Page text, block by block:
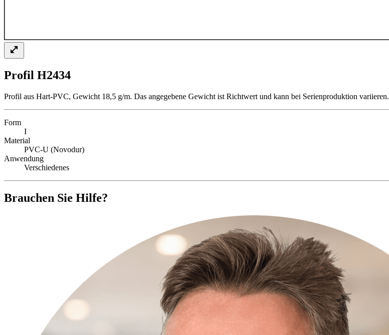
Profil H2434
Profil aus Hart-PVC, Gewicht 18,5 g/m. Das angegebene Gewicht ist Richtwert und kann bei Serienproduktion variieren.
Form
I
Material
PVC-U (Novodur)
Anwendung
Verschiedenes
Brauchen Sie Hilfe?